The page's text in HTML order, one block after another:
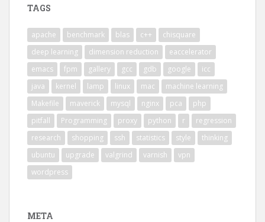
TAGS
apache benchmark blas c++
chisquare
deep learning
dimension reduction
eaccelerator
emacs
fpm gallery gcc gdb google
icc
java
kernel lamp linux mac
machine learning
Makefile
maverick mysql nginx pca
php
pitfall
Programming proxy python r
regression
research
shopping ssh statistics style
thinking
ubuntu
upgrade valgrind varnish
vpn
wordpress
META